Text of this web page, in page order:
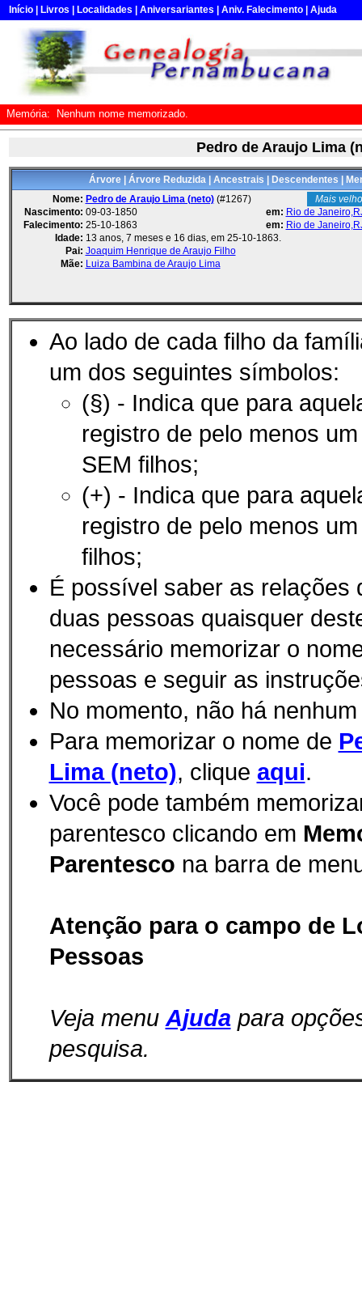
Início Livros Localidades Aniversariantes Aniv. Falecimento Ajuda
Memória: Nenhum nome memorizado.
Pedro de Araujo Lima
Árvore| Árvore Reduzida| Ancestrais Descendentes
Nome: Pedro de Araujo Lima (neto)(#1267)
Mais
Nascimento: 09-03-1850 em: Rio de
Falecimento: 25-10-1863 em: Rio de
Idade: 13 anos, 7 meses e 16 dias, em 25-10-1863.
Pai: Joaquim Henrique de Araujo Filho
Mãe: Luiza Bambina de Araujo Lima
Ao lado de cada filho da
um dos seguintes símbolos:
(§) - Indica que para
registro de pelo menos
SEM filhos;
(+) - Indica que para
registro de pelo menos
filhos;
É possí­vel saber as relações
duas pessoas quaisquer
necessário memorizar o
pessoas e seguir as
No momento, não há
Para memorizar o nome de
Lima (neto), clique aqui.
Você pode também
parentesco clicando em
Parentesco na barra de
Atenção para o campo de
Pessoas
Veja menu Ajudapara
pesquisa.